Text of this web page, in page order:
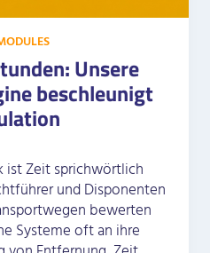
Unsere
beschleunigt
ist Zeit sprichwörtlich
und Disponenten
bewerten
Systeme oft an ihre